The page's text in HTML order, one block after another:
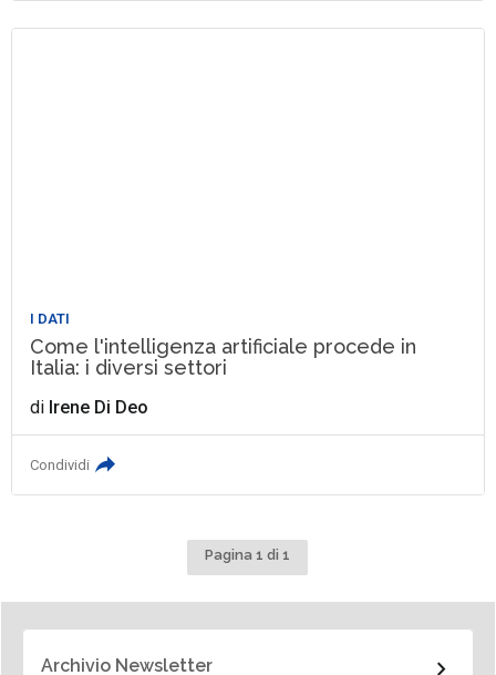
I DATI
Come l'intelligenza artificiale procede in
Italia: i diversi settori
di Irene Di Deo
Condividi
Pagina 1 di 1
Archivio Newsletter